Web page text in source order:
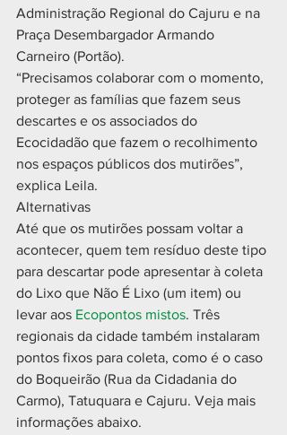
Administração Regional do Cajuru e na
Praça Desembargador Armando
Carneiro (Portão).
“Precisamos colaborar com o momento,
proteger as famílias que fazem seus
descartes e os associados do
Ecocidadão que fazem o recolhimento
nos espaços públicos dos mutirões”,
explica Leila.
Alternativas
Até que os mutirões possam voltar a
acontecer, quem tem resíduo deste tipo
para descartar pode apresentar à coleta
do Lixo que Não É Lixo (um item) ou
levar aos Ecopontos mistos. Três
regionais da cidade também instalaram
pontos fixos para coleta, como é o caso
do Boqueirão (Rua da Cidadania do
Carmo), Tatuquara e Cajuru. Veja mais
informações abaixo.